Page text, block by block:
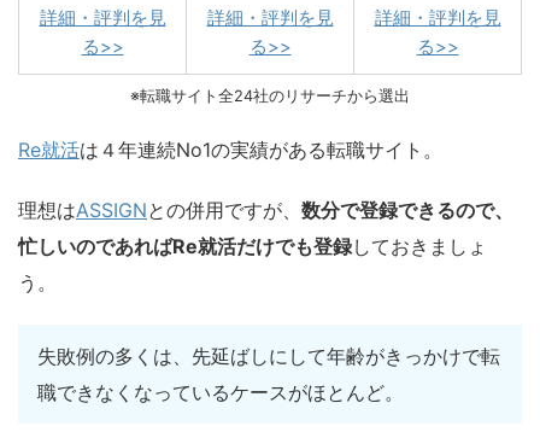
詳細・評判を見
る>>
詳細・評判を見
る>>
詳細・評判を見
る>>
※転職サイト全24社のリサーチから選出
Re就活は４年連続No1の実績がある転職サイト。
理想はASSIGNとの併用ですが
数分で登録できるので、
忙しいのであればRe就活だけでも登録しておきましょ
う。
失敗例の多くは、先延ばしにして年齢がきっかけで転
職できなくなっているケースがほとんど。